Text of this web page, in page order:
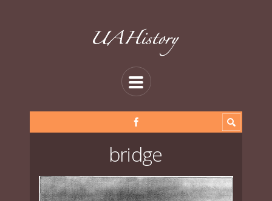
bridge